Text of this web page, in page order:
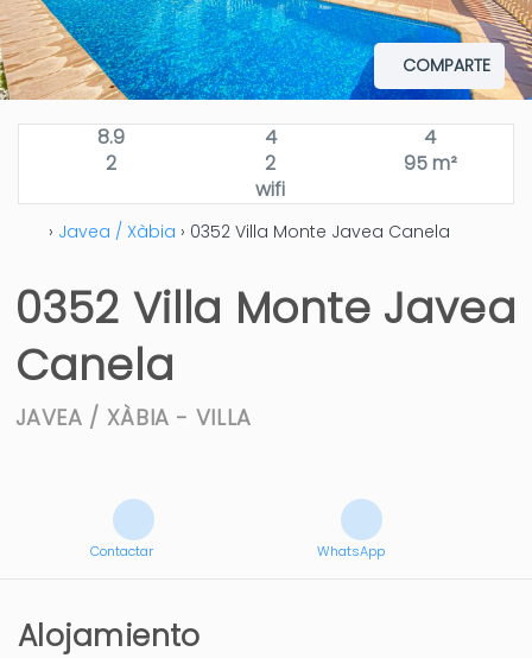
COMPARTE
8.9 4
4
2
2
95 m²
wifi
› Javea / Xàbia › 0352 Villa Monte Javea Canela
0352 Villa Monte Javea
Canela
JAVEA / XÀBIA - VILLA
Contactar WhatsApp
Alojamiento